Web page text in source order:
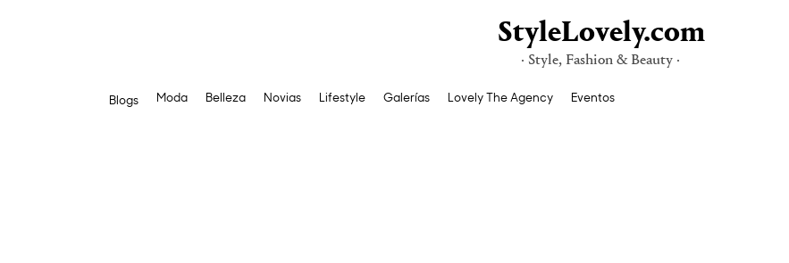
StyleLovely.com
· Style, Fashion & Beauty ·
Blogs Moda Belleza Novias Lifestyle Galerías Lovely The Agency Eventos